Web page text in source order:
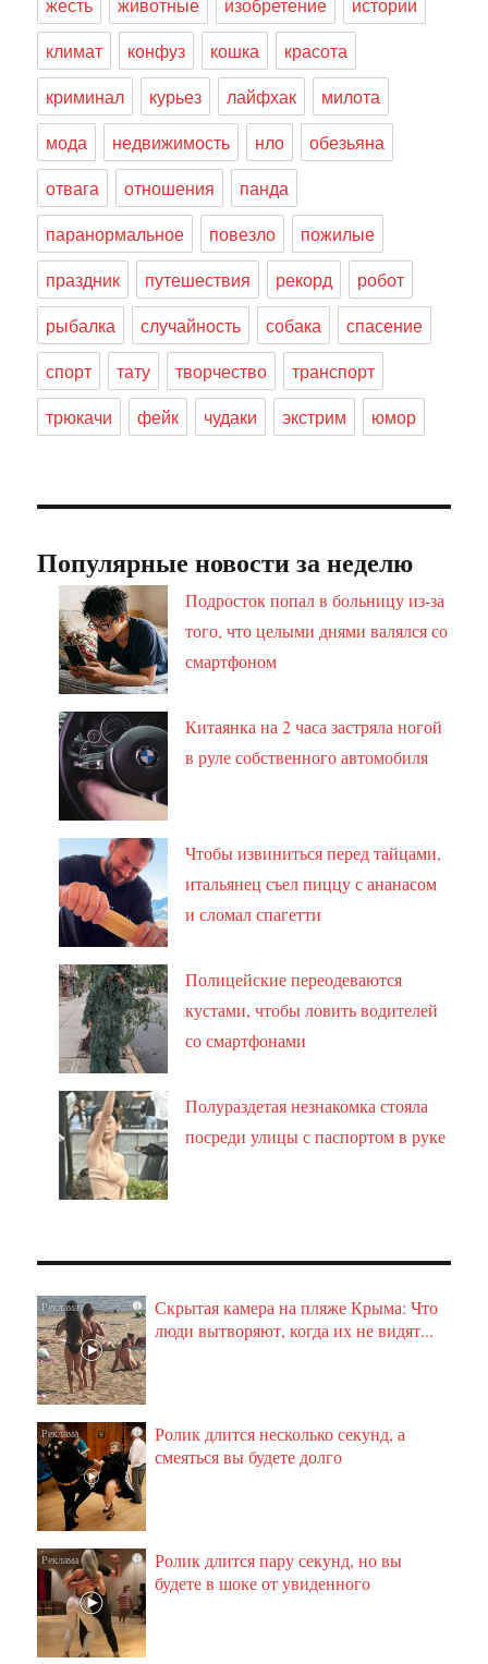
климат
конфуз кошка
красота
криминал
курьез лайфхак
милота
мода
недвижимость нло
обезьяна
отвага
отношения
панда
паранормальное
повезло
пожилые
праздник
путешествия рекорд
робот
рыбалка
случайность собака
спасение
спорт
тату творчество
транспорт
трюкачи
фейк чудаки экстрим юмор
Популярные новости за неделю
Подросток попал в больницу из-за
того, что целыми днями валялся со
смартфоном
Китаянка на 2 часа застряла ногой
в руле собственного автомобиля
Чтобы извиниться перед тайцами,
итальянец съел пиццу с ананасом
и сломал спагетти
Полицейские переодеваются
кустами, чтобы ловить водителей
со смартфонами
Полураздетая незнакомка стояла
посреди улицы с паспортом в руке
i
Скрытая камера на пляже Крыма: Что
люди вытворяют, когда их не видят...
i
Ролик длится несколько секунд, а
смеяться вы будете долго
i
Ролик длится пару секунд, но вы
будете в шоке от увиденного